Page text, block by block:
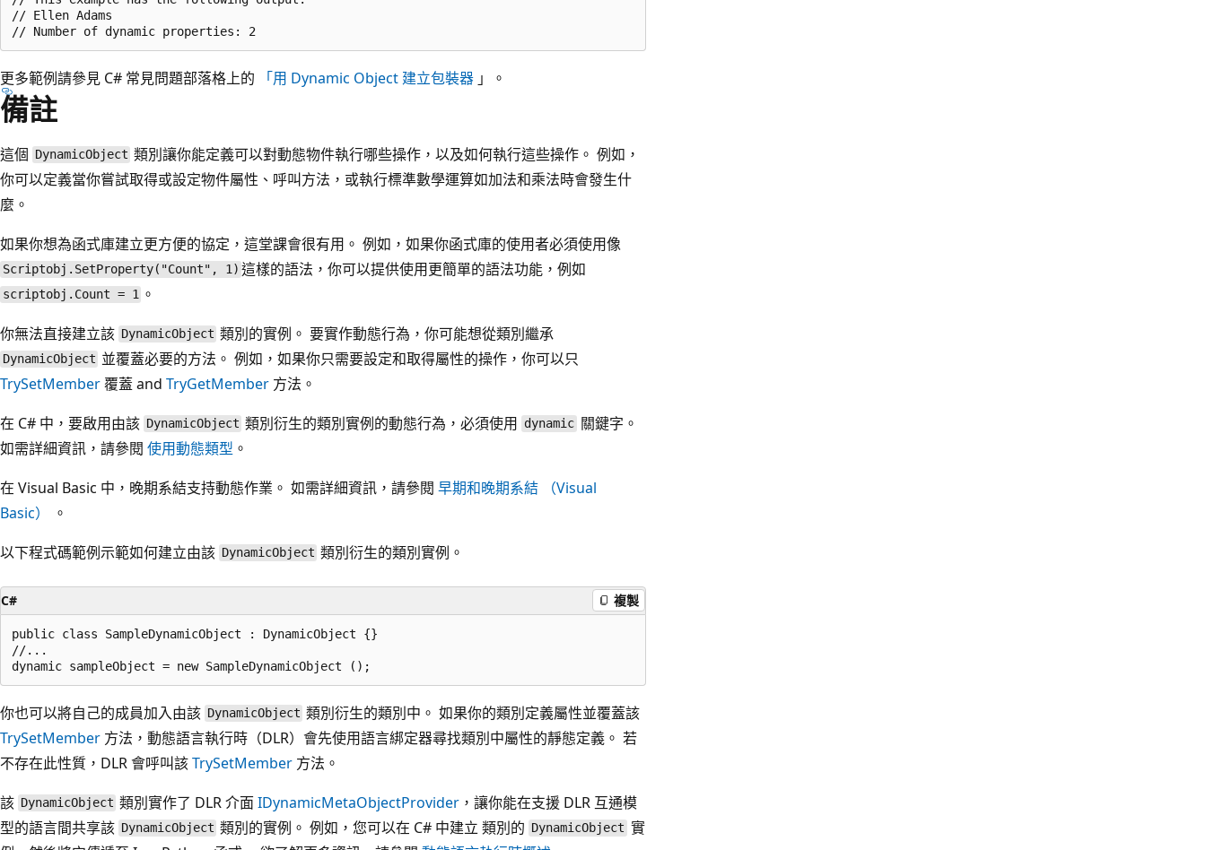
// Ellen Adams
更多範例請參見 C# 常見問題部落格上的 「用 Dynamic Object 建立包裝器 」。
備註
這個 DynamicObject 類別讓你能定義可以對動態物件執行哪些操作，以及如何執行這些操作。 例如，
你可以定義當你嘗試取得或設定物件屬性、呼叫方法，或執行標準數學運算如加法和乘法時會發生什
麼。
如果你想為函式庫建立更方便的協定，這堂課會很有用。 例如，如果你函式庫的使用者必須使用像
Scriptobj.SetProperty("Count", 1) 這樣的語法，你可以提供使用更簡單的語法功能，例如
scriptobj.Count = 1 。
你無法直接建立該 DynamicObject 類別的實例。 要實作動態行為，你可能想從類別繼承
DynamicObject 並覆蓋必要的方法。 例如，如果你只需要設定和取得屬性的操作，你可以只
TrySetMember覆蓋 and TryGetMember 方法。
在 C# 中，要啟用由該 DynamicObject 類別衍生的類別實例的動態行為，必須使用 dynamic 關鍵字。
如需詳細資訊，請參閱 使用動態類型 。
在 Visual Basic 中，晚期系結支持動態作業。 如需詳細資訊，請參閱 早期和晚期系結 （Visual
Basic）
。
以下程式碼範例示範如何建立由該 DynamicObject 類別衍生的類別實例。
C# 複製
public class SampleDynamicObject : DynamicObject {}
//...
你也可以將自己的成員加入由該 DynamicObject 類別衍生的類別中。 如果你的類別定義屬性並覆蓋該
TrySetMember 方法，動態語言執行時（DLR）會先使用語言綁定器尋找類別中屬性的靜態定義。 若
不存在此性質，DLR 會呼叫該TrySetMember 方法。
該 DynamicObject 類別實作了 DLR 介面IDynamicMetaObjectProvider ，讓你能在支援 DLR 互通模
型的語言間共享該 DynamicObject 類別的實例。 例如，您可以在 C# 中建立 類別的 DynamicObject 實